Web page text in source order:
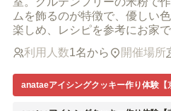
ムを飾るのが特徴で、優しい
楽しめ、レシピを参考にお家
利用人数1名から 開催場所
anataeアイシングクッキー作り体験【